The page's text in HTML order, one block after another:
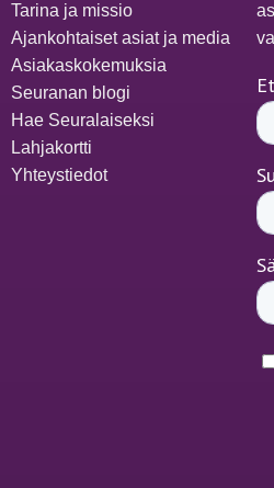
Tarina ja missio
Ajankohtaiset asiat ja media
Asiakaskokemuksia
Seuranan blogi
Hae Seuralaiseksi
Lahjakortti
Yhteystiedot